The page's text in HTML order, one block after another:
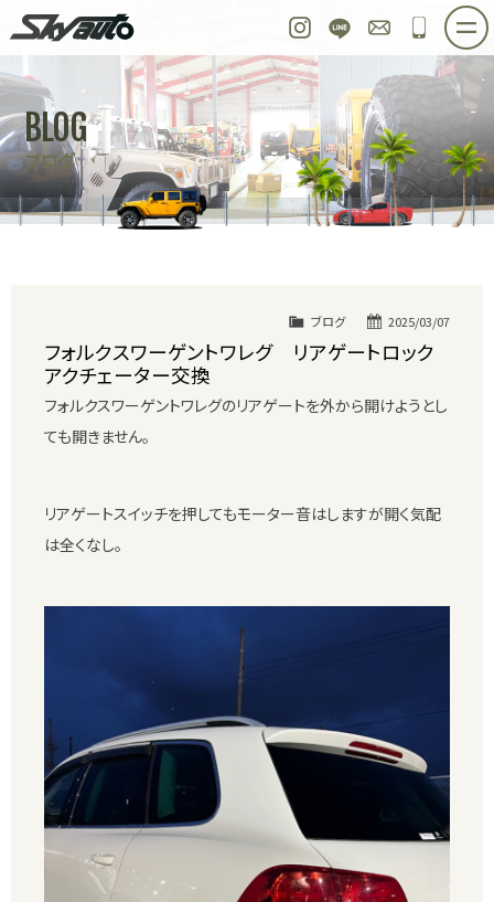
Instagram
LINE お問い合わせ
048-
ホーム 在庫車情報 ご購入プラン
整備作業実例 パーツ販売 買取＆オーダー
店舗紹介 工場紹介 会社概要
スタッフ紹介 求人情報 公式ブログ
BLOG
ブログ
2025/03/07
ブログ
フォルクスワーゲントワレグ リアゲートロック
アクチェーター交換
フォルクスワーゲントワレグのリアゲートを外から開けようとし
ても開きません。
リアゲートスイッチを押してもモーター音はしますが開く気配
は全くなし。